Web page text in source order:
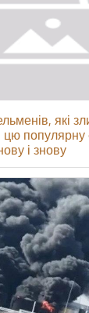
які
цю популярну
і знову